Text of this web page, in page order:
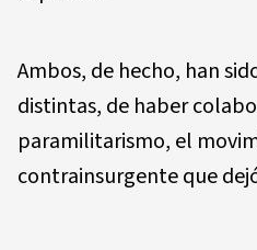
Ambos, de hecho, han
distintas, de haber
paramilitarismo, el
contrainsurgente que